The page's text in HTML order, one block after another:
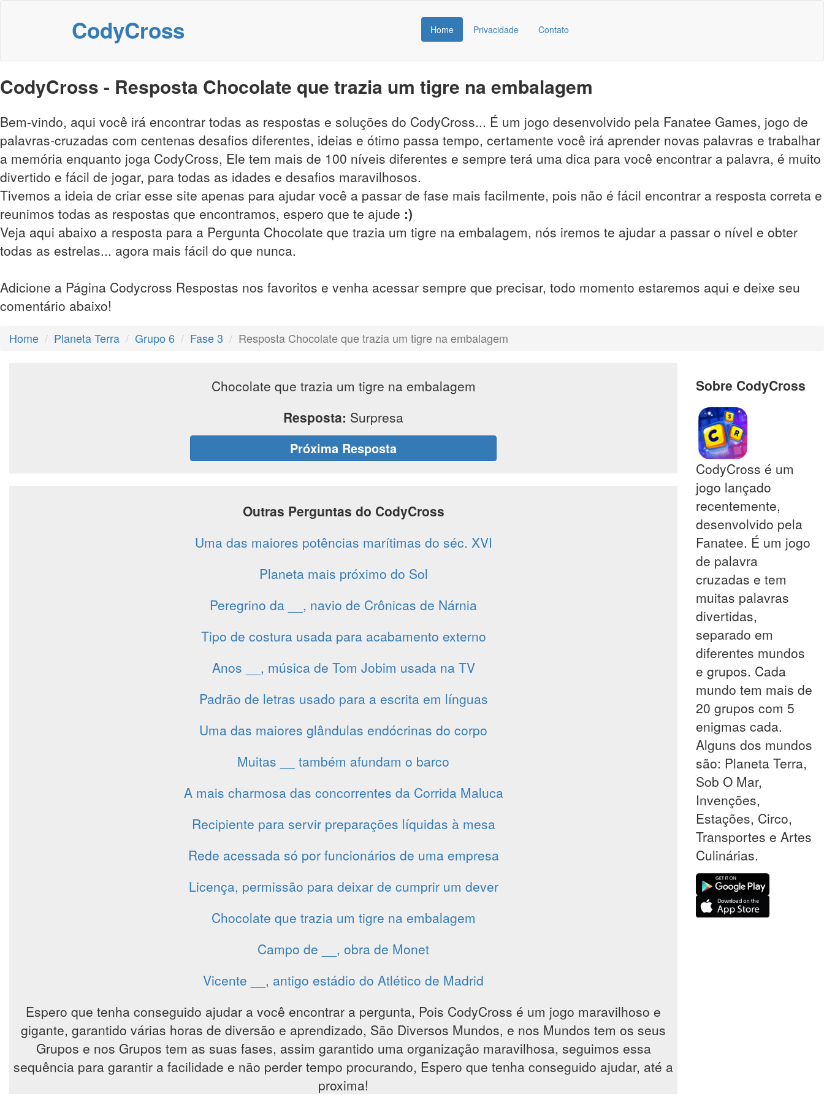
CodyCross Home Privacidade Contato
CodyCross - Resposta Chocolate que trazia um tigre na embalagem
Bem-vindo, aqui você irá encontrar todas as respostas e soluções do CodyCross... É um jogo desenvolvido pela Fanatee Games, jogo de
palavras-cruzadas com centenas desafios diferentes, ideias e ótimo passa tempo, certamente você irá aprender novas palavras e trabalhar
a memória enquanto joga CodyCross, Ele tem mais de 100 níveis diferentes e sempre terá uma dica para você encontrar a palavra, é muito
divertido e fácil de jogar, para todas as idades e desafios maravilhosos.
Tivemos a ideia de criar esse site apenas para ajudar você a passar de fase mais facilmente, pois não é fácil encontrar a resposta correta e
reunimos todas as respostas que encontramos, espero que te ajude :)
Veja aqui abaixo a resposta para a Pergunta Chocolate que trazia um tigre na embalagem, nós iremos te ajudar a passar o nível e obter
todas as estrelas... agora mais fácil do que nunca.
Adicione a Página Codycross Respostas nos favoritos e venha acessar sempre que precisar, todo momento estaremos aqui e deixe seu
comentário abaixo!
Home Planeta Terra Grupo 6 Fase 3 Resposta Chocolate que trazia um tigre na embalagem
Chocolate que trazia um tigre na embalagem
Resposta: Surpresa
Próxima Resposta
Outras Perguntas do CodyCross
Uma das maiores potências marítimas do séc. XVI
Planeta mais próximo do Sol
Peregrino da __, navio de Crônicas de Nárnia
Tipo de costura usada para acabamento externo
Anos __, música de Tom Jobim usada na TV
Padrão de letras usado para a escrita em línguas
Uma das maiores glândulas endócrinas do corpo
Muitas __ também afundam o barco
A mais charmosa das concorrentes da Corrida Maluca
Recipiente para servir preparações líquidas à mesa
Rede acessada só por funcionários de uma empresa
Licença, permissão para deixar de cumprir um dever
Chocolate que trazia um tigre na embalagem
Campo de __, obra de Monet
Vicente __, antigo estádio do Atlético de Madrid
Espero que tenha conseguido ajudar a você encontrar a pergunta, Pois CodyCross é um jogo maravilhoso e
gigante, garantido várias horas de diversão e aprendizado, São Diversos Mundos, e nos Mundos tem os seus
Grupos e nos Grupos tem as suas fases, assim garantido uma organização maravilhosa, seguimos essa
sequência para garantir a facilidade e não perder tempo procurando, Espero que tenha conseguido ajudar, até a
proxima!
Sobre CodyCross
CodyCross é um
jogo lançado
recentemente,
desenvolvido pela
Fanatee. É um jogo
de palavra
cruzadas e tem
muitas palavras
divertidas,
separado em
diferentes mundos
e grupos. Cada
mundo tem mais de
20 grupos com 5
enigmas cada.
Alguns dos mundos
são: Planeta Terra,
Sob O Mar,
Invenções,
Estações, Circo,
Transportes e Artes
Culinárias.